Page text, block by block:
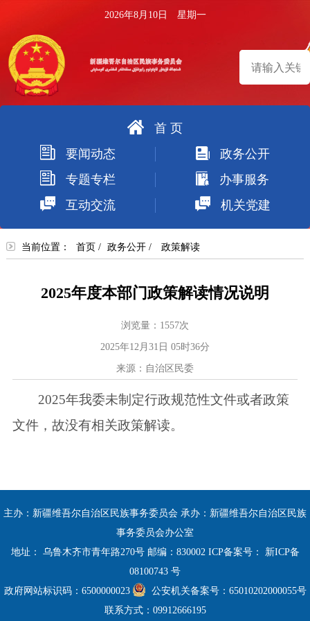
2026年8月10日 星期一
索
首 页
要闻动态
政务公开
专题专栏
办事服务
互动交流
机关党建
当前位置： 首页 / 政务公开/ 政策解读
2025年度本部门政策解读情况说明
浏览量： 1557次
2025年12月31日 05时36分
来源：自治区民委
2025年我委未制定行政规范性文件或者政策
文件，故没有相关政策解读。
主办：新疆维吾尔自治区民族事务委员会 承办：新疆维吾尔自治区民族
事务委员会办公室
地址： 乌鲁木齐市青年路270号 邮编：830002 ICP备案号： 新ICP备
08100743 号
政府网站标识码：6500000023
公安机关备案号：65010202000055号
联系方式：09912666195